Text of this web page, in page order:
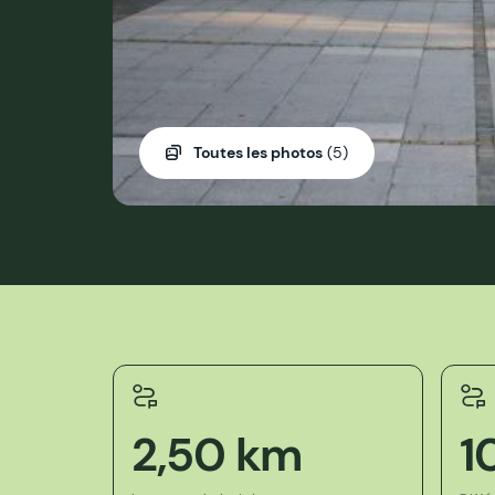
Toutes les photos (5)
2,50 km